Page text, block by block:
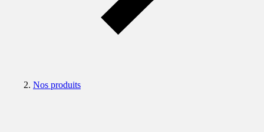
Nos produits